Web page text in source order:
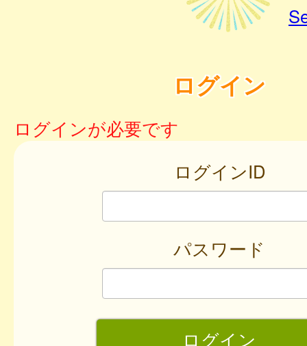
ログイン
ログインが必要です
ログインID
パスワード